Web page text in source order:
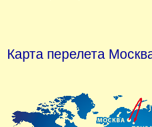
Карта перелета